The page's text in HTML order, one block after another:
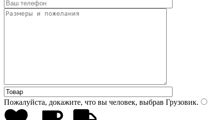
Пожалуйста, докажите, что вы человек, выбрав Грузовик.